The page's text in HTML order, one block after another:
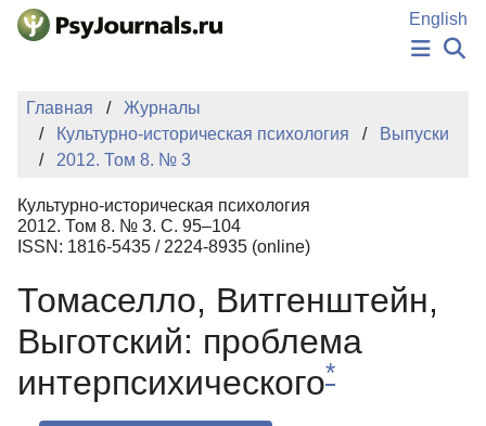
Перейти к основному содержанию
English
НОВОСТИ
КЛЮЧЕВЫЕ СЛОВА
Регистрация
Главная
Журналы
Культурно-историческая психология
Выпуски
2012. Том 8. № 3
Культурно-историческая психология
2012. Том 8. № 3. С. 95–104
ISSN: 1816-5435 / 2224-8935 (online)
Томаселло, Витгенштейн,
Выготский: проблема
интерпсихического*